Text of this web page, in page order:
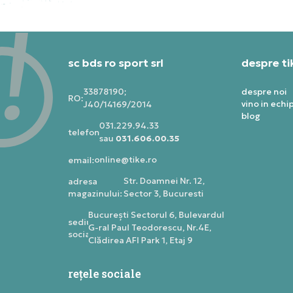
sc bds ro sport srl
RO:
33878190;
J40/14169/2014
telefon:
031.229.94.33
sau 031.606.00.35
email:online@tike.ro
adresa
magazinului:
Str. Doamnei Nr. 12,
Sector 3, Bucuresti
sediu
social:
Bucureşti Sectorul 6, Bulevardul
G-ral Paul Teodorescu, Nr.4E,
Clădirea AFI Park 1, Etaj 9
despre
despre noi
vino in
blog
rețele sociale